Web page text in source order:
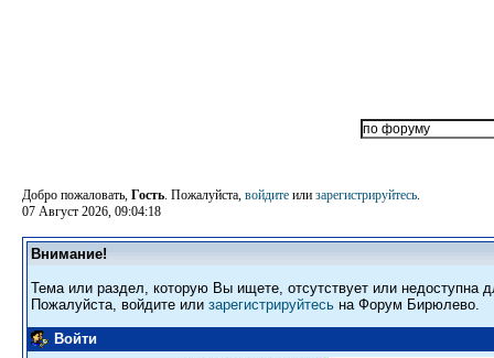
Добро пожаловать, Гость. Пожалуйста, войдите или зарегистрируйтесь.
07 Август 2026, 09:04:18
Внимание!
Тема или раздел, которую Вы ищете, отсутствует или недоступна
Пожалуйста, войдите или зарегистрируйтесь на Форум Бирюлево.
Войти